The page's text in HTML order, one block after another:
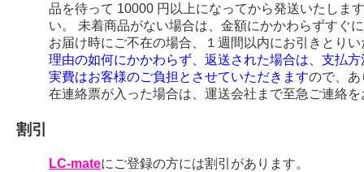
品を待って 10000 円以上になってから発送いたしま
い。 未着商品がない場合は、金額にかかわらずすぐ
お届け時にご不在の場合、１週間以内にお引きとり
理由の如何にかかわらず、返送された場合は、支払
実費はお客様のご負担とさせていただきますので、あ
在連絡票が入った場合は、運送会社まで至急ご連絡
割引
LC-mateにご登録の方には割引があります。